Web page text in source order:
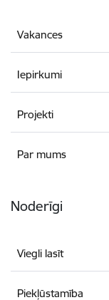
Vakances
Iepirkumi
Projekti
Par mums
Noderīgi
Viegli lasīt
Piekļūstamība